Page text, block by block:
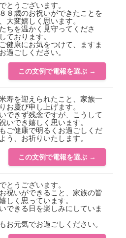
とうございます。
８歳のお祝いができたことを
大変嬉しく思います。
ちを温かく見守ってくださ
ております。
健康にお気をつけて、ますま
過ごしください。
この文例で電報を選ぶ →
寿を迎えられたこと、家族一
お慶び申し上げます。
できず残念ですが、こうして
いでき嬉しく思います。
ご健康で明るくお過ごしくだ
う、お祈りいたします。
この文例で電報を選ぶ →
とうございます。
祝いができること、家族の皆
しく思っています。
できる日を楽しみにしていま
お元気でお過ごしください。